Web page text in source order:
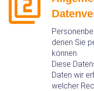
denen Sie
können.
Diese
Daten wir
welcher